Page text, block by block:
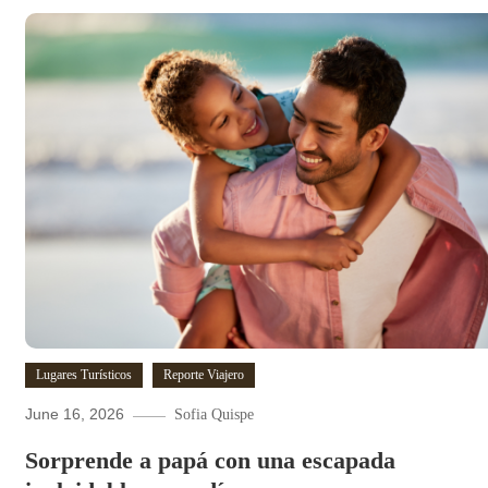
Lugares Turísticos Reporte Viajero
June 16, 2026 Sofia Quispe
Sorprende a papá con una escapada